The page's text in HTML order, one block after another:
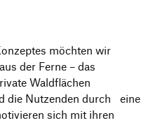
möchten wir
der Ferne – das
Waldflächen
die Nutzenden durch eine
sich mit ihren